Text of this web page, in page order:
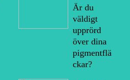
Är du
väldigt
upprörd
över dina
pigmentflä
ckar?